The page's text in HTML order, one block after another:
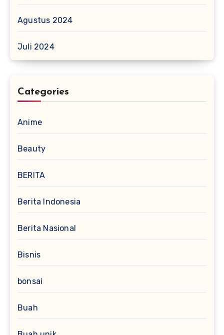
Agustus 2024
Juli 2024
Categories
Anime
Beauty
BERITA
Berita Indonesia
Berita Nasional
Bisnis
bonsai
Buah